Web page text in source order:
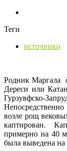
Теги
источники
Родник Маргала
Дереси или
Гурзувфско-
возле рощ
каптирован.
примерно на 40
была выведена на